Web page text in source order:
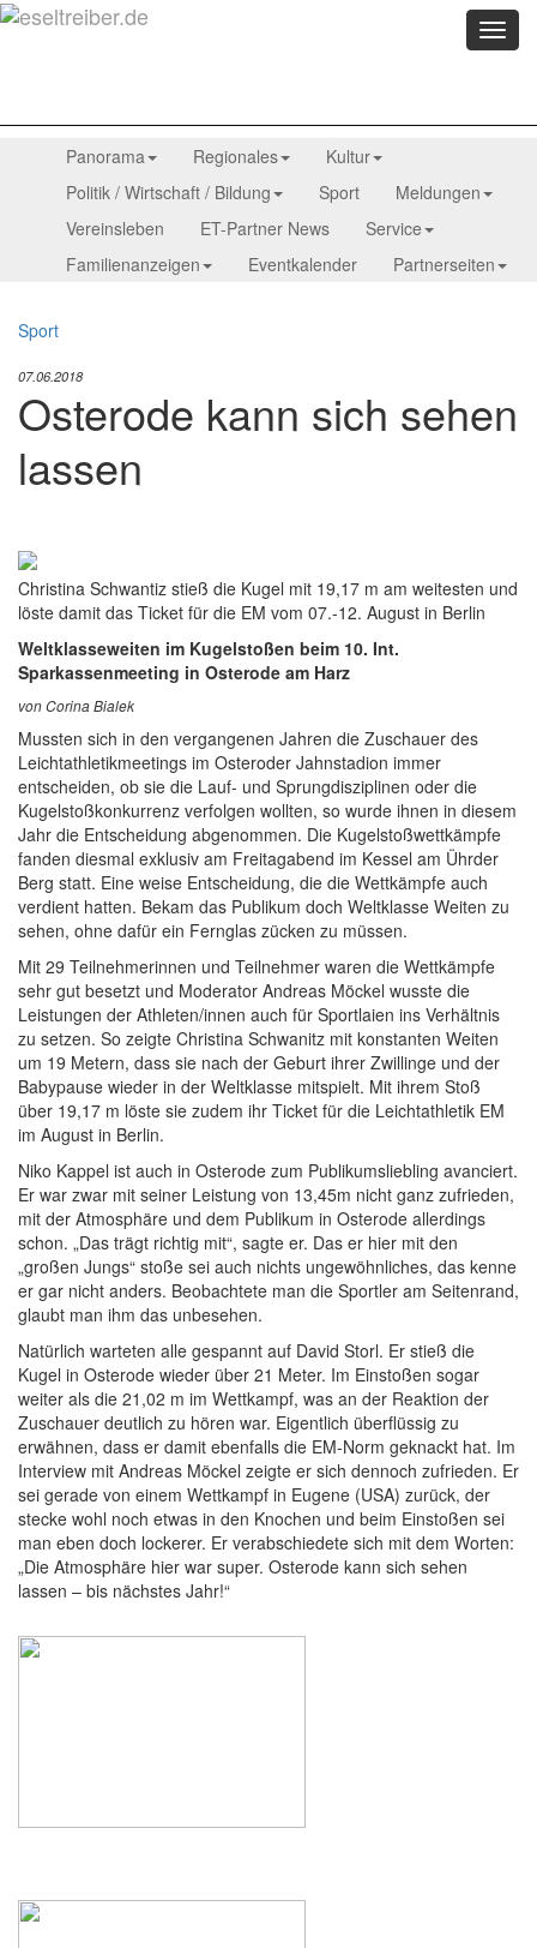
Menü
Panorama Regionales
Kultur
Politik / Wirtschaft / Bildung
Sport
Meldungen
Vereinsleben
ET-Partner News
Service
Familienanzeigen
Eventkalender Partnerseiten
Sport
07.06.2018
Osterode kann sich sehen
lassen
Christina Schwantiz stieß die Kugel mit 19,17 m am weitesten und
löste damit das Ticket für die EM vom 07.-12. August in Berlin
Weltklasseweiten im Kugelstoßen beim 10. Int.
Sparkassenmeeting in Osterode am Harz
von Corina Bialek
Mussten sich in den vergangenen Jahren die Zuschauer des
Leichtathletikmeetings im Osteroder Jahnstadion immer
entscheiden, ob sie die Lauf- und Sprungdisziplinen oder die
Kugelstoßkonkurrenz verfolgen wollten, so wurde ihnen in diesem
Jahr die Entscheidung abgenommen. Die Kugelstoßwettkämpfe
fanden diesmal exklusiv am Freitagabend im Kessel am Ührder
Berg statt. Eine weise Entscheidung, die die Wettkämpfe auch
verdient hatten. Bekam das Publikum doch Weltklasse Weiten zu
sehen, ohne dafür ein Fernglas zücken zu müssen.
Mit 29 Teilnehmerinnen und Teilnehmer waren die Wettkämpfe
sehr gut besetzt und Moderator Andreas Möckel wusste die
Leistungen der Athleten/innen auch für Sportlaien ins Verhältnis
zu setzen. So zeigte Christina Schwanitz mit konstanten Weiten
um 19 Metern, dass sie nach der Geburt ihrer Zwillinge und der
Babypause wieder in der Weltklasse mitspielt. Mit ihrem Stoß
über 19,17 m löste sie zudem ihr Ticket für die Leichtathletik EM
im August in Berlin.
Niko Kappel ist auch in Osterode zum Publikumsliebling avanciert.
Er war zwar mit seiner Leistung von 13,45m nicht ganz zufrieden,
mit der Atmosphäre und dem Publikum in Osterode allerdings
schon. „Das trägt richtig mit“, sagte er. Das er hier mit den
„großen Jungs“ stoße sei auch nichts ungewöhnliches, das kenne
er gar nicht anders. Beobachtete man die Sportler am Seitenrand,
glaubt man ihm das unbesehen.
Natürlich warteten alle gespannt auf David Storl. Er stieß die
Kugel in Osterode wieder über 21 Meter. Im Einstoßen sogar
weiter als die 21,02 m im Wettkampf, was an der Reaktion der
Zuschauer deutlich zu hören war. Eigentlich überflüssig zu
erwähnen, dass er damit ebenfalls die EM-Norm geknackt hat. Im
Interview mit Andreas Möckel zeigte er sich dennoch zufrieden. Er
sei gerade von einem Wettkampf in Eugene (USA) zurück, der
stecke wohl noch etwas in den Knochen und beim Einstoßen sei
man eben doch lockerer. Er verabschiedete sich mit dem Worten:
„Die Atmosphäre hier war super. Osterode kann sich sehen
lassen – bis nächstes Jahr!“